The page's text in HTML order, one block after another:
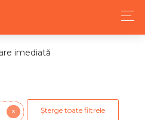
imediată
X Șterge toate filtrele